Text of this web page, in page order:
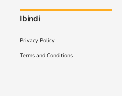
Ibindi
Privacy Policy
Terms and Conditions